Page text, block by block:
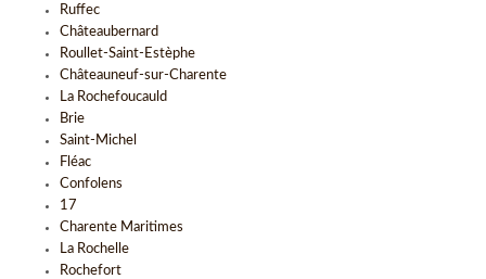
Ruffec
Châteaubernard
Roullet-Saint-Estèphe
Châteauneuf-sur-Charente
La Rochefoucauld
Brie
Saint-Michel
Fléac
Confolens
17
Charente Maritimes
La Rochelle
Rochefort